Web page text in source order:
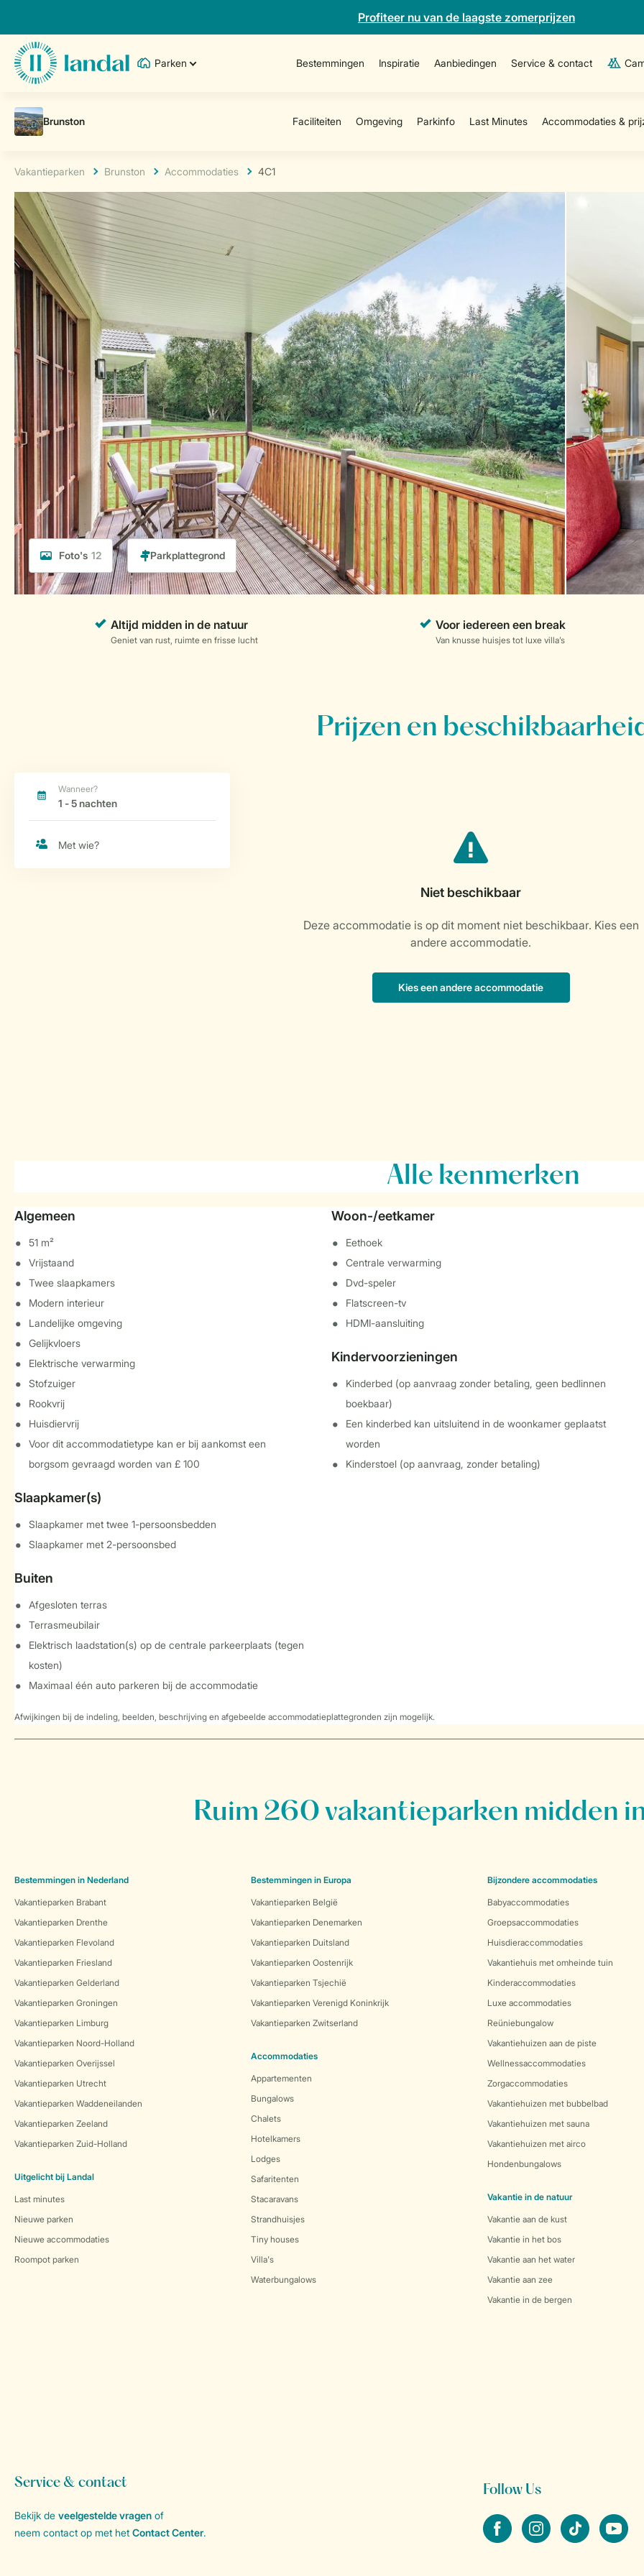
Profiteer nu van de laagste zomerprijzen
Parken Bestemmingen Inspiratie Aanbiedingen Service & contact
Vakantieparken Brunston Accommodaties 4C1
Foto's 12
Prijzen en
Alle kenmerken
Algemeen
51 m²
Vrijstaand
Twee slaapkamers
Modern interieur
Landelijke omgeving
Gelijkvloers
Elektrische verwarming
Stofzuiger
Rookvrij
Huisdiervrij
Voor dit accommodatietype kan er bij aankomst een
borgsom gevraagd worden van £ 100
Slaapkamer(s)
Slaapkamer met twee 1-persoonsbedden
Slaapkamer met 2-persoonsbed
Buiten
Afgesloten terras
Terrasmeubilair
Elektrisch laadstation(s) op de centrale parkeerplaats (tegen
kosten)
Maximaal één auto parkeren bij de accommodatie
Woon-/eetkamer
Eethoek
Centrale verwarming
Dvd-speler
Flatscreen-tv
HDMI-aansluiting
Kindervoorzieningen
Kinderbed (op aanvraag zonder betaling, geen bedlinnen
boekbaar)
Een kinderbed kan uitsluitend in de woonkamer geplaatst
worden
Kinderstoel (op aanvraag, zonder betaling)
Afwijkingen bij de indeling, beelden, beschrijving en afgebeelde accommodatieplattegronden zijn mogelijk.
Ruim 260 vakantieparken midden
Bestemmingen in Nederland
Vakantieparken Brabant
Vakantieparken Drenthe
Vakantieparken Flevoland
Vakantieparken Friesland
Vakantieparken Gelderland
Vakantieparken Groningen
Vakantieparken Limburg
Vakantieparken Noord-Holland
Vakantieparken Overijssel
Vakantieparken Utrecht
Vakantieparken Waddeneilanden
Vakantieparken Zeeland
Vakantieparken Zuid-Holland
Uitgelicht bij Landal
Last minutes
Nieuwe parken
Nieuwe accommodaties
Roompot parken
Bestemmingen in Europa
Vakantieparken België
Vakantieparken Denemarken
Vakantieparken Duitsland
Vakantieparken Oostenrijk
Vakantieparken Tsjechië
Vakantieparken Verenigd Koninkrijk
Vakantieparken Zwitserland
Accommodaties
Appartementen
Bungalows
Chalets
Hotelkamers
Lodges
Safaritenten
Stacaravans
Strandhuisjes
Tiny houses
Villa's
Waterbungalows
Bijzondere accommodaties
Babyaccommodaties
Groepsaccommodaties
Huisdieraccommodaties
Vakantiehuis met omheinde tuin
Kinderaccommodaties
Luxe accommodaties
Reüniebungalow
Vakantiehuizen aan de piste
Wellnessaccommodaties
Zorgaccommodaties
Vakantiehuizen met bubbelbad
Vakantiehuizen met sauna
Vakantiehuizen met airco
Hondenbungalows
Vakantie in de natuur
Vakantie aan de kust
Vakantie in het bos
Vakantie aan het water
Vakantie aan zee
Vakantie in de bergen
Service & contact
Bekijk de veelgestelde vragen of
neem contact op met het Contact Center.
Follow Us
facebookinstagramtiktok youtube